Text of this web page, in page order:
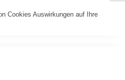
Cookies Auswirkungen auf Ihre